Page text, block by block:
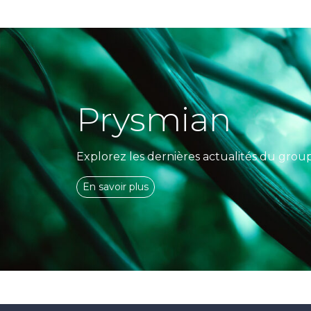
Prysmian
Explorez les dernières actualités du
En savoir plus